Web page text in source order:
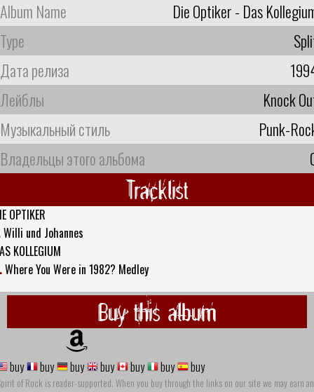
Album Name
Die Optiker - Das
Type
Дата релиза
Лейблы
Knock
Музыкальный стиль
Punk-
Владельцы этого альбома
Tracklist
OPTIKER
Willi und Johannes
KOLLEGIUM
Where You Were in 1982? Medley
Buy this album
buy buy buy buy buy buy buy
of Rock is reader-supported. When you buy through the links on our site we may earn an